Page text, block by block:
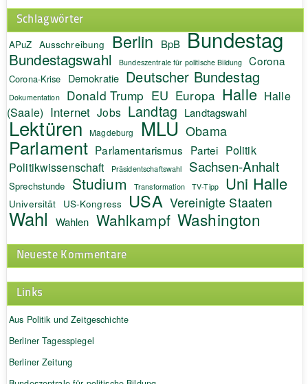
Schlagwörter
APuZ Ausschreibung Berlin BpB Bundestag
Bundestagswahl Bundeszentrale für politische Bildung Corona
Corona-Krise Demokratie Deutscher Bundestag
Dokumentation Donald Trump EU Europa Halle Halle
(Saale) Internet Jobs Landtag Landtagswahl
Lektüren Magdeburg MLU Obama
Parlament Parlamentarismus Partei Politik
Politikwissenschaft Präsidentschaftswahl Sachsen-Anhalt
Sprechstunde Studium Transformation TV-Tipp Uni Halle
Universität US-Kongress USA Vereinigte Staaten
Wahl Wahlen Wahlkampf Washington
Neueste Kommentare
Links
Aus Politik und Zeitgeschichte
Berliner Tagesspiegel
Berliner Zeitung